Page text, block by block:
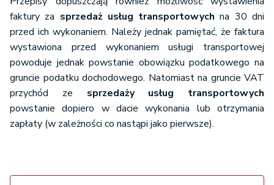
faktury za sprzedaż usług transportowych na 30 dni
przed ich wykonaniem. Należy jednak pamiętać, że faktura
wystawiona przed wykonaniem usługi transportowej
powoduje jednak powstanie obowiązku podatkowego na
gruncie podatku dochodowego. Natomiast na gruncie VAT
przychód ze sprzedaży usług transportowych
powstanie dopiero w dacie wykonania lub otrzymania
zapłaty (w zależności co nastąpi jako pierwsze).